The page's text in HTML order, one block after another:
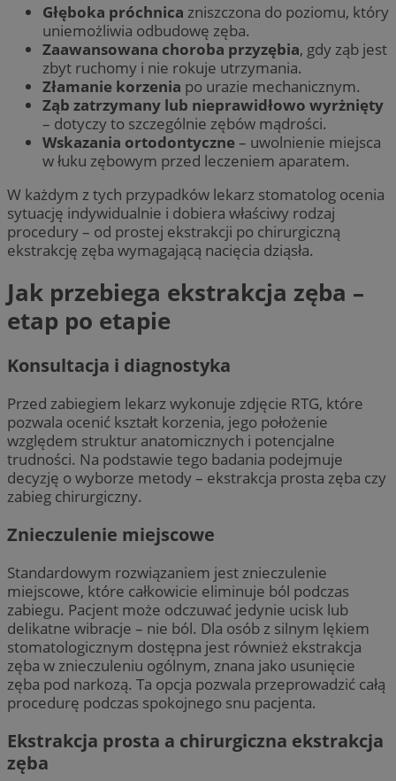
Głęboka próchnica zniszczona do poziomu, który
uniemożliwia odbudowę zęba.
Zaawansowana choroba przyzębia, gdy ząb jest
zbyt ruchomy i nie rokuje utrzymania.
Złamanie korzenia po urazie mechanicznym.
Ząb zatrzymany lub nieprawidłowo wyrżnięty
– dotyczy to szczególnie zębów mądrości.
Wskazania ortodontyczne– uwolnienie miejsca
w łuku zębowym przed leczeniem aparatem.
W każdym z tych przypadków lekarz stomatolog ocenia
sytuację indywidualnie i dobiera właściwy rodzaj
procedury – od prostej ekstrakcji po chirurgiczną
ekstrakcję zęba wymagającą nacięcia dziąsła.
Jak przebiega ekstrakcja zęba –
etap po etapie
Konsultacja i diagnostyka
Przed zabiegiem lekarz wykonuje zdjęcie RTG, które
pozwala ocenić kształt korzenia, jego położenie
względem struktur anatomicznych i potencjalne
trudności. Na podstawie tego badania podejmuje
decyzję o wyborze metody – ekstrakcja prosta zęba czy
zabieg chirurgiczny.
Znieczulenie miejscowe
Standardowym rozwiązaniem jest znieczulenie
miejscowe, które całkowicie eliminuje ból podczas
zabiegu. Pacjent może odczuwać jedynie ucisk lub
delikatne wibracje – nie ból. Dla osób z silnym lękiem
stomatologicznym dostępna jest również ekstrakcja
zęba w znieczuleniu ogólnym, znana jako usunięcie
zęba pod narkozą. Ta opcja pozwala przeprowadzić całą
procedurę podczas spokojnego snu pacjenta.
Ekstrakcja prosta a chirurgiczna ekstrakcja
zęba